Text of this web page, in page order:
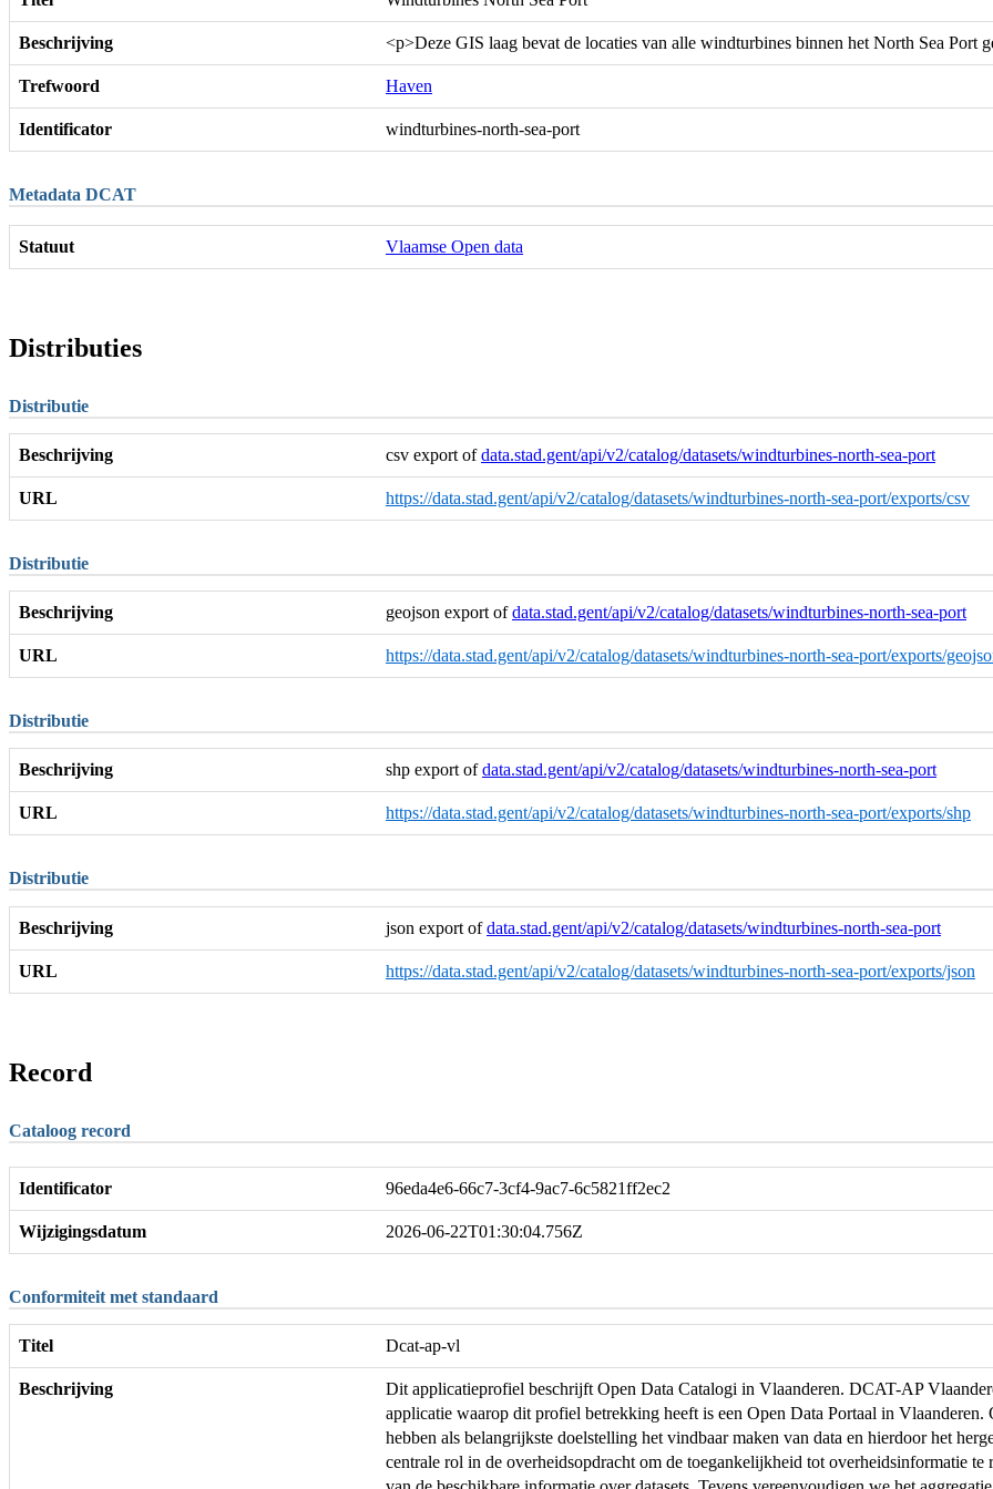
Beschrijving <p>Deze GIS laag bevat de locaties van alle windturbines binnen het North Sea Port
Trefwoord Haven
Identificator windturbines-north-sea-port
Metadata DCAT
Statuut Vlaamse Open data
Distributies
Distributie
Beschrijving csv export ofdata.stad.gent/api/v2/catalog/datasets/windturbines-north-sea-port
URL https://data.stad.gent/api/v2/catalog/datasets/windturbines-north-sea-port/exports/csv
Distributie
Beschrijving geojson export ofdata.stad.gent/api/v2/catalog/datasets/windturbines-north-sea-port
URL https://data.stad.gent/api/v2/catalog/datasets/windturbines-north-sea-port/exports/
Distributie
Beschrijving shp export ofdata.stad.gent/api/v2/catalog/datasets/windturbines-north-sea-port
URL https://data.stad.gent/api/v2/catalog/datasets/windturbines-north-sea-port/exports/shp
Distributie
Beschrijving json export ofdata.stad.gent/api/v2/catalog/datasets/windturbines-north-sea-port
URL https://data.stad.gent/api/v2/catalog/datasets/windturbines-north-sea-port/exports/json
Record
Cataloog record
Identificator 96eda4e6-66c7-3cf4-9ac7-6c5821ff2ec2
Wijzigingsdatum 2026-06-22T01:30:04.756Z
Conformiteit met standaard
Titel Dcat-ap-vl
Beschrijving
Dit applicatieprofiel beschrijft Open Data Catalogi in Vlaanderen. DCAT-AP
applicatie waarop dit profiel betrekking heeft is een Open Data Portaal in
hebben als belangrijkste doelstelling het vindbaar maken van data en hierdoor het
centrale rol in de overheidsopdracht om de toegankelijkheid tot overheidsinformatie